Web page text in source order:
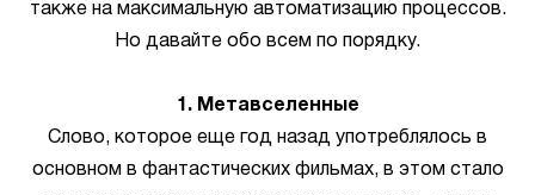
также на максимальную автоматизацию процессов.
Но давайте обо всем по порядку.
1. Метавселенные
Слово, которое еще год назад употреблялось в
основном в фантастических фильмах, в этом стало